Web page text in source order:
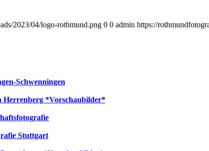
2023/04/logo-rothmund.png 0 0 admin https://
Schwenningen
Herrenberg *Vorschaubilder*
Stuttgart